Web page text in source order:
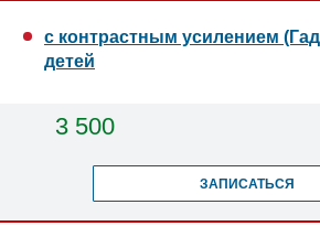
с контрастным усилением
детей
3 500
ЗАПИСАТЬСЯ